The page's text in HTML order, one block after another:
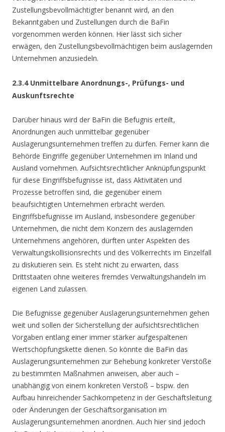
Zustellungsbevollmächtigter benannt wird, an den
Bekanntgaben und Zustellungen durch die BaFin
vorgenommen werden können. Hier lässt sich sicher
erwägen, den Zustellungsbevollmächtigen beim auslagernden
Unternehmen anzusiedeln.
2.3.4 Unmittelbare Anordnungs-, Prüfungs- und
Auskunftsrechte
Darüber hinaus wird der BaFin die Befugnis erteilt,
Anordnungen auch unmittelbar gegenüber
Auslagerungsunternehmen treffen zu dürfen. Ferner kann die
Behörde Eingriffe gegenüber Unternehmen im Inland und
Ausland vornehmen. Aufsichtsrechtlicher Anknüpfungspunkt
für diese Eingriffsbefugnisse ist, dass Aktivitäten und
Prozesse betroffen sind, die gegenüber einem
beaufsichtigten Unternehmen erbracht werden.
Eingriffsbefugnisse im Ausland, insbesondere gegenüber
Unternehmen, die nicht dem Konzern des auslagernden
Unternehmens angehören, dürften unter Aspekten des
Verwaltungskollisionsrechts und des Völkerrechts im Einzelfall
zu diskutieren sein. Es steht nicht zu erwarten, dass
Drittstaaten ohne weiteres fremdes Verwaltungshandeln im
eigenen Land zulassen.
Die Befugnisse gegenüber Auslagerungsunternehmen gehen
weit und sollen der Sicherstellung der aufsichtsrechtlichen
Vorgaben entlang einer immer stärker aufgespaltenen
Wertschöpfungskette dienen. So könnte die BaFin das
Auslagerungsunternehmen zur Behebung konkreter Verstöße
zu bestimmten Maßnahmen anweisen, aber auch –
unabhängig von einem konkreten Verstoß – bspw. den
Aufbau hinreichender Sachkompetenz in der Geschäftsleitung
oder Änderungen der Geschäftsorganisation im
Auslagerungsunternehmen anordnen. Auch hier sind jedoch